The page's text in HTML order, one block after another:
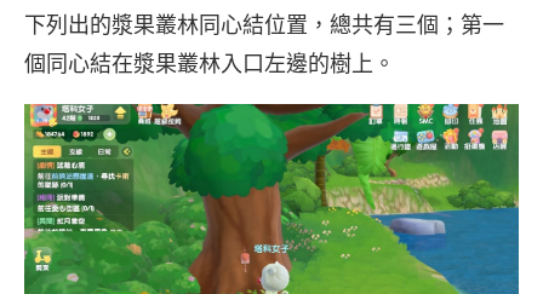
下列出的漿果叢林同心結位置，總共有三個；第一
個同心結在漿果叢林入口左邊的樹上。